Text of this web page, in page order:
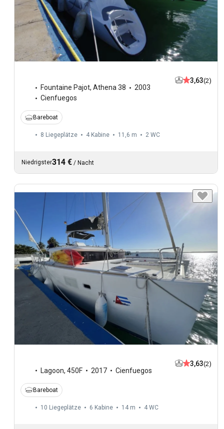
Fountaine Pajot, Athena 38
2003
Cienfuegos
3,63(2)
Bareboat
8 Liegeplätze 4 Kabine 11,6 m 2 WC
Niedrigster314 € / Nacht
Lagoon, 450F 2017 Cienfuegos
3,63(2)
Bareboat
10 Liegeplätze 6 Kabine 14 m 4 WC